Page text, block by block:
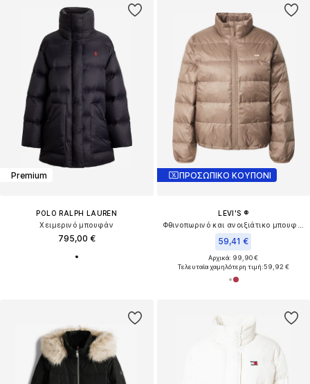
Premium
POLO RALPH LAUREN
Χειμερινό μπουφάν
795,00 €
ΠΡΟΣΩΠΙΚΟ ΚΟΥΠΟΝΙ
LEVI'S ®
59,41 €
Αρχικά: 99,90 €
Τελευταία χαμηλότερη τιμή:59,92 €